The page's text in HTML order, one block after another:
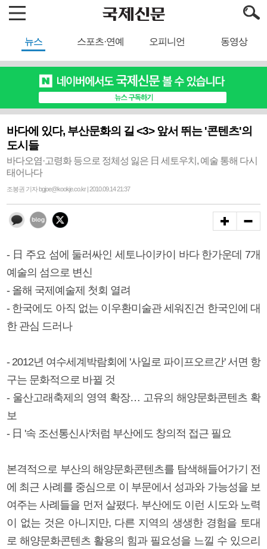
뉴스 스포츠·연예 오피니언 동영상
바다에 있다, 부산문화의 길 <3> 앞서 뛰는 '콘텐츠'의
도시들
바다오염·고령화 등으로 정체성 잃은 日 세토우치, 예술 통해 다시
태어나다
조봉권 기자 bgjoe@kookje.co.kr | 2010.09.14 21:37
- 日 주요 섬에 둘러싸인 세토나이카이 바다 한가운데 7개
예술의 섬으로 변신
- 올해 국제예술제 첫회 열려
- 한국에도 아직 없는 이우환미술관 세워진건 한국인에 대
한 관심 드러나
- 2012년 여수세계박람회에 '사일로 파이프오르간' 서면 항
구는 문화적으로 바뀔 것
- 울산고래축제의 영역 확장… 고유의 해양문화콘텐츠 확
보
- 日 '속 조선통신사'처럼 부산에도 창의적 접근 필요
본격적으로 부산의 해양문화콘텐츠를 탐색해들어가기 전
에 최근 사례를 중심으로 이 부문에서 성과와 가능성을 보
여주는 사례들을 먼저 살폈다. 부산에도 이런 시도와 노력
이 없는 것은 아니지만, 다른 지역의 생생한 경험을 토대
로 해양문화콘텐츠 활용의 힘과 필요성을 느낄 수 있으리